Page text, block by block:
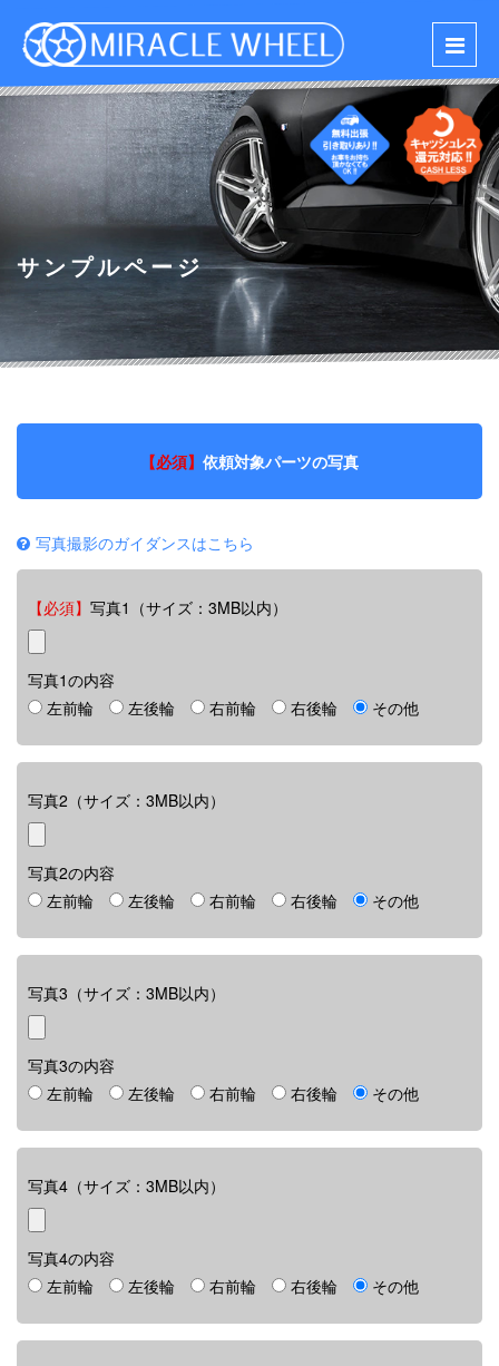
サンプルページ
【必須】 依頼対象パーツの写真
写真撮影のガイダンスはこちら
【必須】 写真1（サイズ：3MB以内）
写真1の内容
左前輪
左後輪 右前輪 右後輪 その他
写真2（サイズ：3MB以内）
写真2の内容
左前輪
左後輪 右前輪 右後輪 その他
写真3（サイズ：3MB以内）
写真3の内容
左前輪
左後輪 右前輪 右後輪 その他
写真4（サイズ：3MB以内）
写真4の内容
左前輪
左後輪 右前輪 右後輪 その他